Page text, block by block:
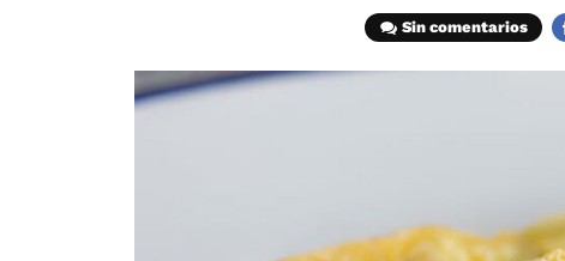
Sin comentarios